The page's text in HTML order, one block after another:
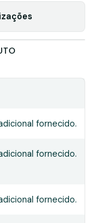
fornecido.
fornecido.
fornecido.